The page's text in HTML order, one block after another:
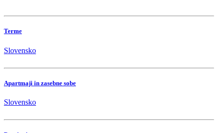
Terme
Slovensko
Apartmaji in zasebne sobe
Slovensko